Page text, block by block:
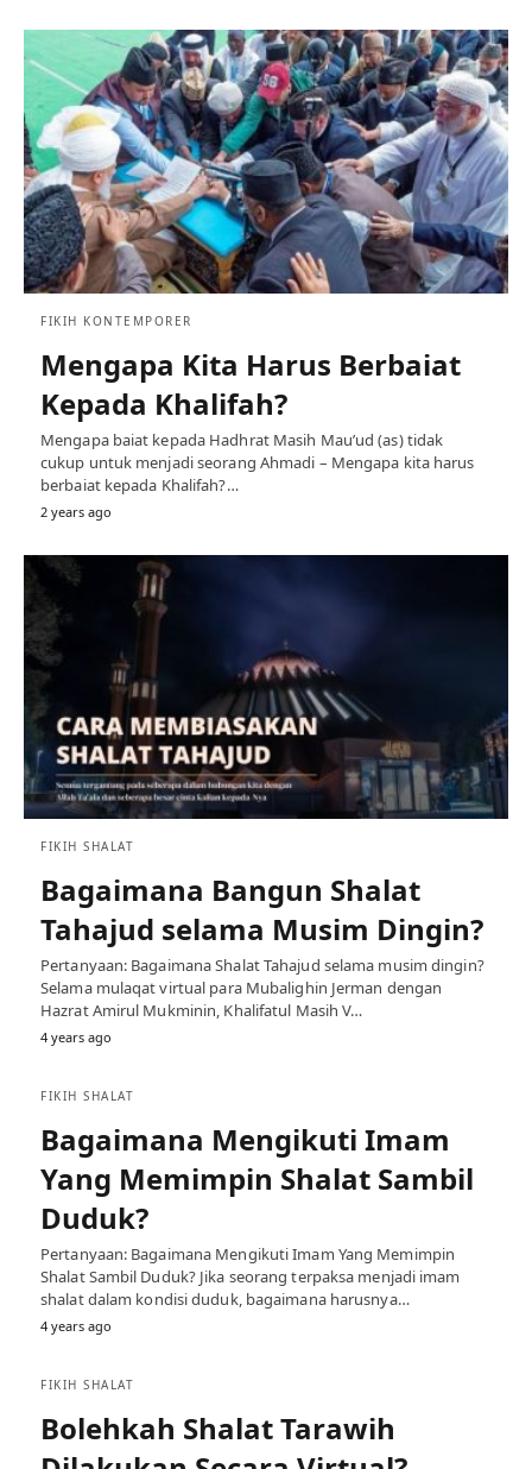
FIKIH KONTEMPORER
Mengapa Kita Harus Berbaiat
Kepada Khalifah?
Mengapa baiat kepada Hadhrat Masih Mau’ud (as) tidak
cukup untuk menjadi seorang Ahmadi – Mengapa kita harus
berbaiat kepada Khalifah?…
2 years ago
FIKIH SHALAT
Bagaimana Bangun Shalat
Tahajud selama Musim Dingin?
Pertanyaan: Bagaimana Shalat Tahajud selama musim dingin?
Selama mulaqat virtual para Mubalighin Jerman dengan
Hazrat Amirul Mukminin, Khalifatul Masih V…
4 years ago
FIKIH SHALAT
Bagaimana Mengikuti Imam
Yang Memimpin Shalat Sambil
Duduk?
Pertanyaan: Bagaimana Mengikuti Imam Yang Memimpin
Shalat Sambil Duduk? Jika seorang terpaksa menjadi imam
shalat dalam kondisi duduk, bagaimana harusnya…
4 years ago
FIKIH SHALAT
Bolehkah Shalat Tarawih